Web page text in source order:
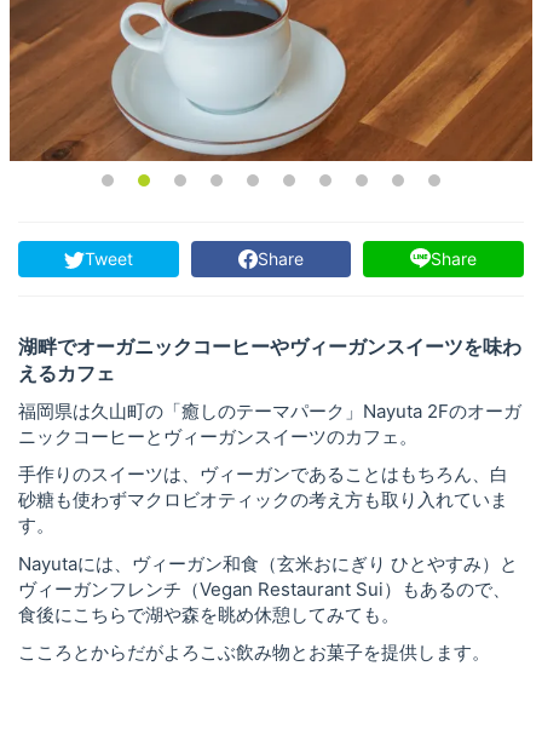
Tweet Share Share
湖畔でオーガニックコーヒーやヴィーガンスイーツを味わ
えるカフェ
福岡県は久山町の「癒しのテーマパーク」Nayuta 2Fのオーガ
ニックコーヒーとヴィーガンスイーツのカフェ。
手作りのスイーツは、ヴィーガンであることはもちろん、白
砂糖も使わずマクロビオティックの考え方も取り入れていま
す。
Nayutaには、ヴィーガン和食（玄米おにぎり ひとやすみ）と
ヴィーガンフレンチ（Vegan Restaurant Sui）もあるので、
食後にこちらで湖や森を眺め休憩してみても。
こころとからだがよろこぶ飲み物とお菓子を提供します。